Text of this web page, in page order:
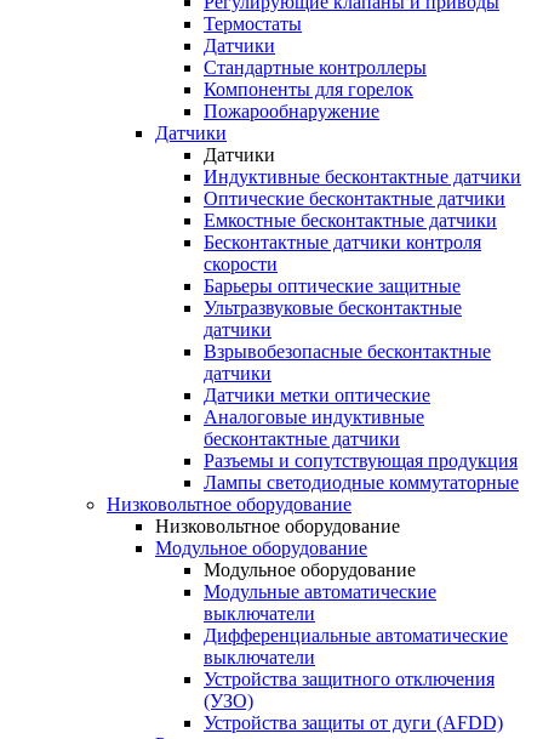
Термостаты
Датчики
Стандартные контроллеры
Компоненты для горелок
Пожарообнаружение
Датчики
Датчики
Индуктивные бесконтактные датчики
Оптические бесконтактные датчики
Емкостные бесконтактные датчики
Бесконтактные датчики контроля
скорости
Барьеры оптические защитные
Ультразвуковые бесконтактные
датчики
Взрывобезопасные бесконтактные
датчики
Датчики метки оптические
Аналоговые индуктивные
бесконтактные датчики
Разъемы и сопутствующая продукция
Лампы светодиодные коммутаторные
Низковольтное оборудование
Низковольтное оборудование
Модульное оборудование
Модульное оборудование
Модульные автоматические
выключатели
Дифференциальные автоматические
выключатели
Устройства защитного отключения
(УЗО)
Устройства защиты от дуги (AFDD)